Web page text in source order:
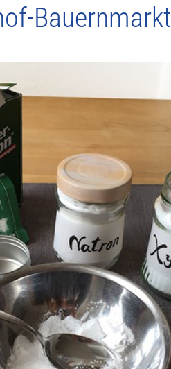
Bauernmarkt